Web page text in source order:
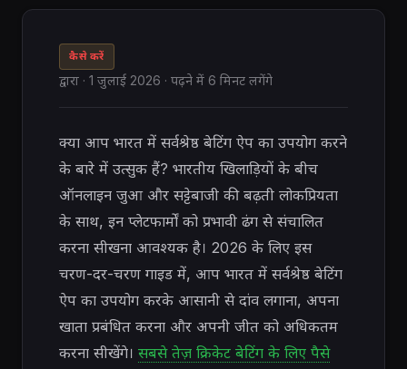
कैसे करें
द्वारा · 1 जुलाई 2026 · पढ़ने में 6 मिनट लगेंगे
क्या आप भारत में सर्वश्रेष्ठ बेटिंग ऐप का उपयोग करने
के बारे में उत्सुक हैं? भारतीय खिलाड़ियों के बीच
ऑनलाइन जुआ और सट्टेबाजी की बढ़ती लोकप्रियता
के साथ, इन प्लेटफार्मों को प्रभावी ढंग से संचालित
करना सीखना आवश्यक है। 2026 के लिए इस
चरण-दर-चरण गाइड में, आप भारत में सर्वश्रेष्ठ बेटिंग
ऐप का उपयोग करके आसानी से दांव लगाना, अपना
खाता प्रबंधित करना और अपनी जीत को अधिकतम
करना सीखेंगे। सबसे तेज़ क्रिकेट बेटिंग के लिए पैसे